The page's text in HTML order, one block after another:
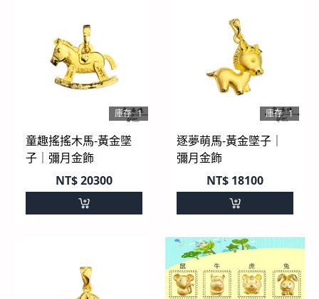
庫存 1
童趣搖搖木馬-黃金墜
子｜彌月金飾
NT$20300
庫存 1
逐夢萌馬-黃金墜子｜
彌月金飾
NT$18100